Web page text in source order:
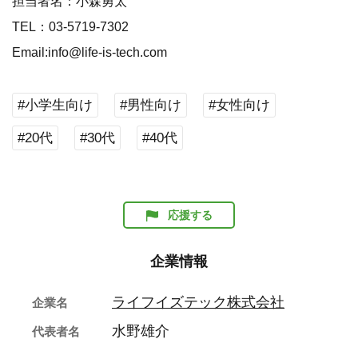
TEL：03-5719-7302
Email:info@life-is-tech.com
#小学生向け #男性向け #女性向け
#20代 #30代 #40代
応援する
企業情報
企業名 ライフイズテック株式会社
代表者名 水野雄介